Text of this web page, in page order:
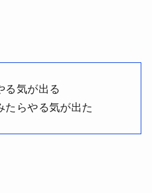
る気が出る
たらやる気が出た